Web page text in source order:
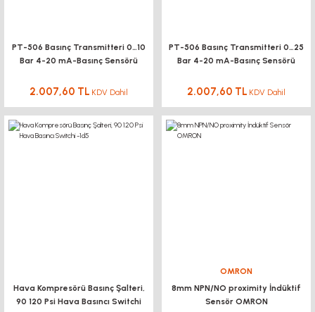
PT-506 Basınç Transmitteri 0…10
Bar 4-20 mA-Basınç Sensörü
2.007,60 TL KDV Dahil
PT-506 Basınç Transmitteri 0…25
Bar 4-20 mA-Basınç Sensörü
2.007,60 TL KDV Dahil
Hava Kompresörü Basınç Şalteri,
90 120 Psi Hava Basıncı Switchi
OMRON
8mm NPN/NO proximity İndüktif
Sensör OMRON